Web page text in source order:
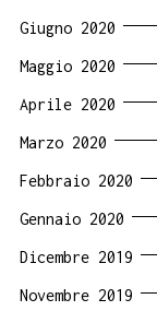
Giugno 2020
Maggio 2020
Aprile 2020
Marzo 2020
Febbraio 2020
Gennaio 2020
Dicembre 2019
Novembre 2019